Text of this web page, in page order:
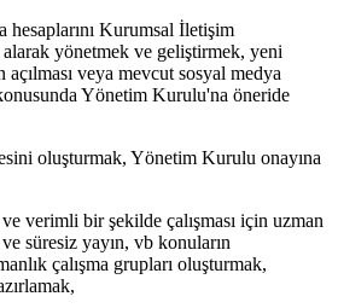
Kurumsal İletişim
yönetmek ve geliştirmek, yeni
açılması veya mevcut sosyal medya
konusunda Yönetim Kurulu'na öneride
oluşturmak, Yönetim Kurulu onayına
verimli bir şekilde çalışması için uzman
süresiz yayın, vb konuların
çalışma grupları oluşturmak,